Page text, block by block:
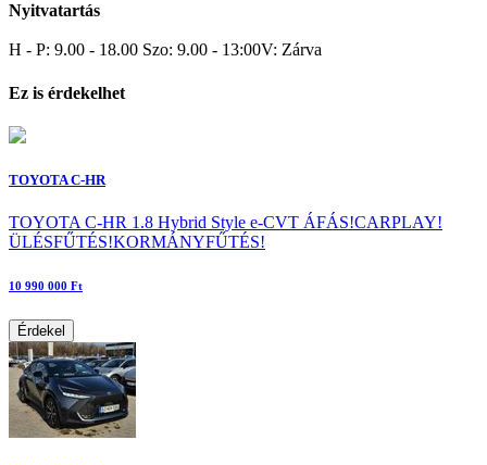
Nyitvatartás
H - P: 9.00 - 18.00 Szo: 9.00 - 13:00V: Zárva
Ez is érdekelhet
TOYOTA C-HR
TOYOTA C-HR 1.8 Hybrid Style e-CVT ÁFÁS!CARPLAY!
ÜLÉSFŰTÉS!KORMÁNYFŰTÉS!
10 990 000 Ft
Érdekel